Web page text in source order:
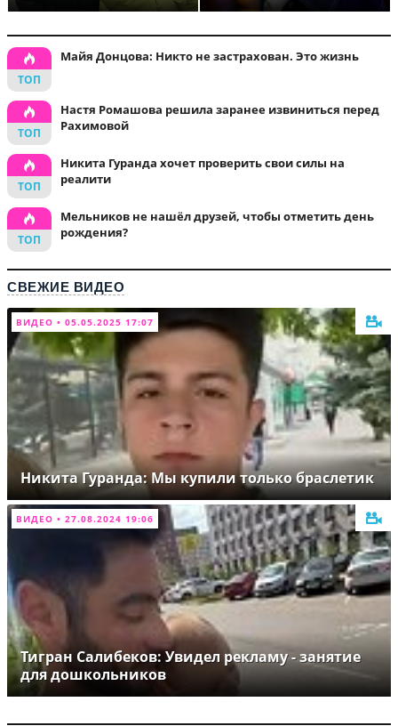
Майя Донцова: Никто не застрахован. Это жизнь
Настя Ромашова решила заранее извиниться перед
Рахимовой
Никита Гуранда хочет проверить свои силы на
реалити
Мельников не нашёл друзей, чтобы отметить день
рождения?
СВЕЖИЕ ВИДЕО
ВИДЕО • 05.05.2025 17:07
Никита Гуранда: Мы купили только браслетик
ВИДЕО • 27.08.2024 19:06
Тигран Салибеков: Увидел рекламу - занятие
для дошкольников